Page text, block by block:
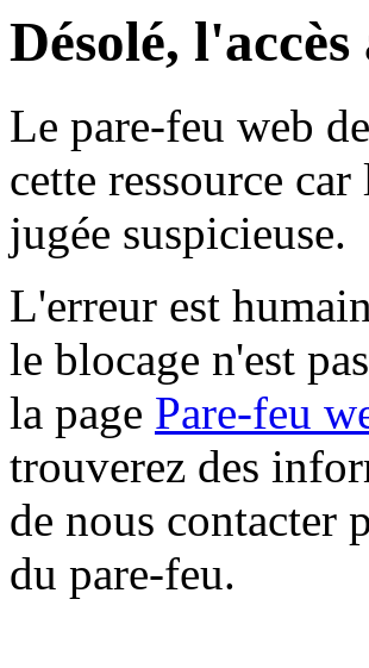
Désolé,
Le pare-feu web
cette ressource
jugée suspicieuse.
L'erreur est
le blocage n'est
la page Pare-feu
trouverez des
de nous contacter
du pare-feu.